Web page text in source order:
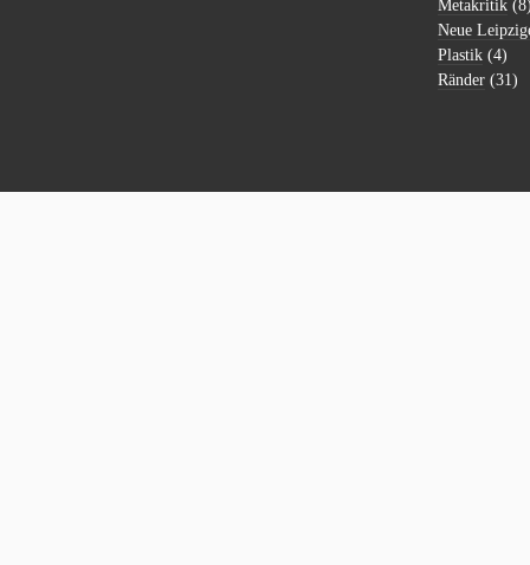
Metakritik
Neue
Plastik (4)
Ränder (31)